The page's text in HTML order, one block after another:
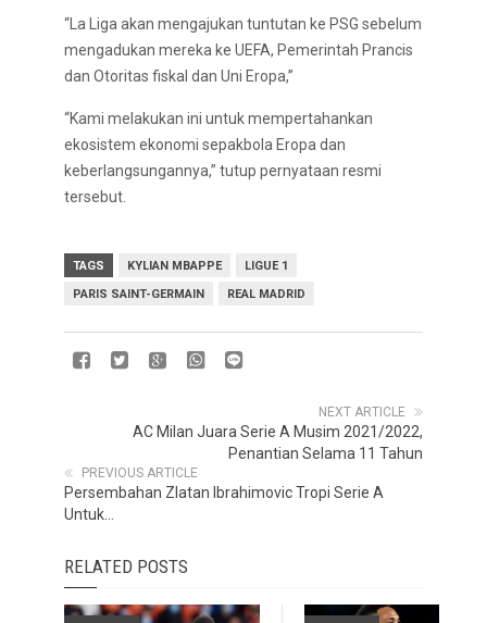
“La Liga akan mengajukan tuntutan ke PSG sebelum
mengadukan mereka ke UEFA, Pemerintah Prancis
dan Otoritas fiskal dan Uni Eropa,”
“Kami melakukan ini untuk mempertahankan
ekosistem ekonomi sepakbola Eropa dan
keberlangsungannya,” tutup pernyataan resmi
tersebut.
TAGS KYLIAN MBAPPE
LIGUE 1
PARIS SAINT-GERMAIN
REAL MADRID
NEXT ARTICLE
AC Milan Juara Serie A Musim 2021/2022,
Penantian Selama 11 Tahun
PREVIOUS ARTICLE
Persembahan Zlatan Ibrahimovic Tropi Serie A
Untuk...
RELATED POSTS